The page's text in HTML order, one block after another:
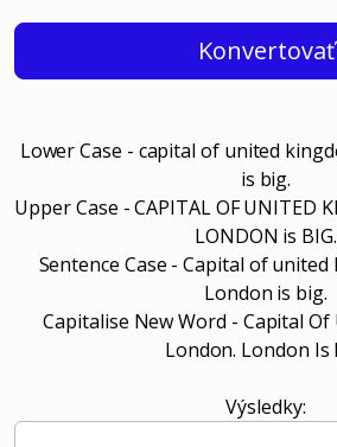
Konvertovať
Lower Case - capital of united
is big.
Upper Case - CAPITAL OF UNITED
LONDON is BIG.
Sentence Case - Capital of
London is big.
Capitalise New Word - Capital
London. London Is
Výsledky: